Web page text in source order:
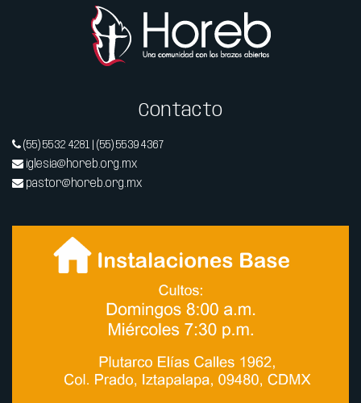
Contacto
(55) 5532 4281 | (55) 5539 4367
iglesia@horeb.org.mx
pastor@horeb.org.mx